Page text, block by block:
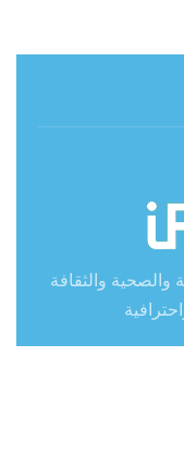
والصحية والثقافة